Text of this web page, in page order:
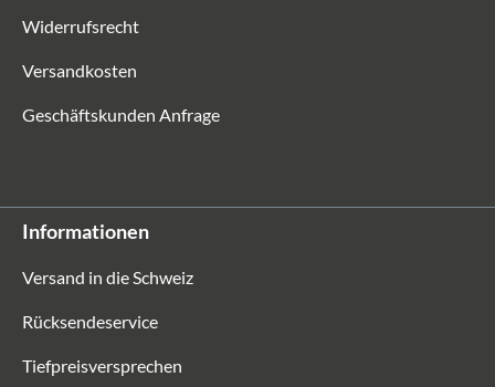
Widerrufsrecht
Versandkosten
Geschäftskunden Anfrage
Informationen
Versand in die Schweiz
Rücksendeservice
Tiefpreisversprechen